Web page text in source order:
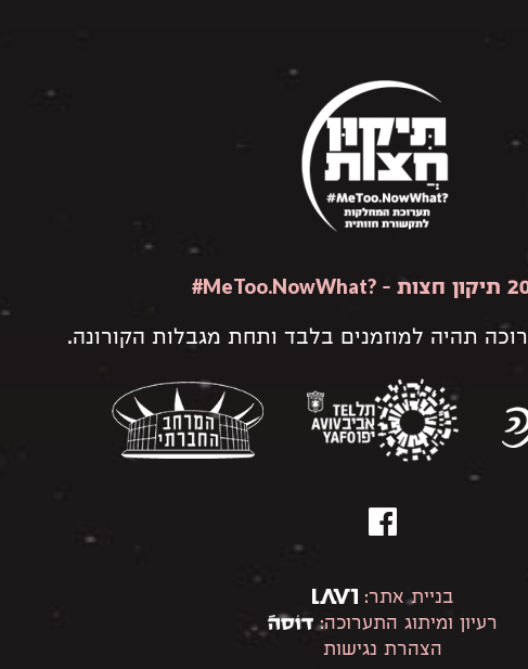
#MeToo.NowWhat?
תהיה למוזמנים בלבד ותחת מגבלות הקורונה.
פייסבוק
בניית אתר:
רעיון ומיתוג התערוכה:
הצהרת נגישות